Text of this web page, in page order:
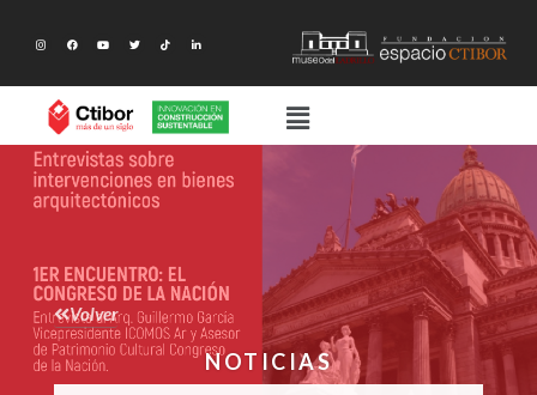
NOTICIAS
Volver